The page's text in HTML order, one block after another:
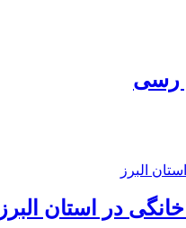
رسی
در استان البرز